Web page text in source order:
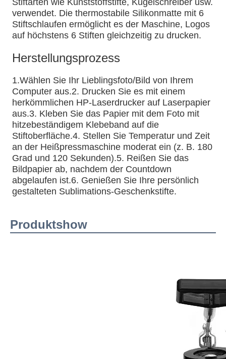
verwendet. Die thermostabile Silikonmatte mit 6
Stiftschlaufen ermöglicht es der Maschine, Logos
auf höchstens 6 Stiften gleichzeitig zu drucken.
Herstellungsprozess
1.Wählen Sie Ihr Lieblingsfoto/Bild von Ihrem
Computer aus.2. Drucken Sie es mit einem
herkömmlichen HP-Laserdrucker auf Laserpapier
aus.3. Kleben Sie das Papier mit dem Foto mit
hitzebeständigem Klebeband auf die
Stiftoberfläche.4. Stellen Sie Temperatur und Zeit
an der Heißpressmaschine moderat ein (z. B. 180
Grad und 120 Sekunden).5. Reißen Sie das
Bildpapier ab, nachdem der Countdown
abgelaufen ist.6. Genießen Sie Ihre persönlich
gestalteten Sublimations-Geschenkstifte.
Produktshow